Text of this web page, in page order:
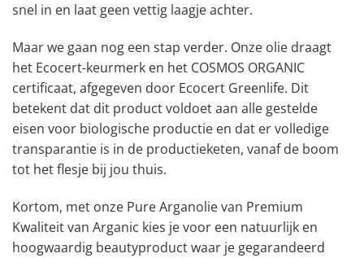
snel in en laat geen vettig laagje achter.
Maar we gaan nog een stap verder. Onze olie draagt
het Ecocert-keurmerk en het COSMOS ORGANIC
certificaat, afgegeven door Ecocert Greenlife. Dit
betekent dat dit product voldoet aan alle gestelde
eisen voor biologische productie en dat er volledige
transparantie is in de productieketen, vanaf de boom
tot het flesje bij jou thuis.
Kortom, met onze Pure Arganolie van Premium
Kwaliteit van Arganic kies je voor een natuurlijk en
hoogwaardig beautyproduct waar je gegarandeerd